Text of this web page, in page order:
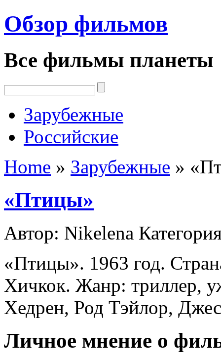
Обзор фильмов
Все фильмы планеты
Зарубежные
Российские
Home » Зарубежные »
«Птицы»
Автор: Nikelena
«Птицы». 1963 год.
Хичкок. Жанр: триллер,
Хедрен, Род Тэйлор,
Личное мнение о